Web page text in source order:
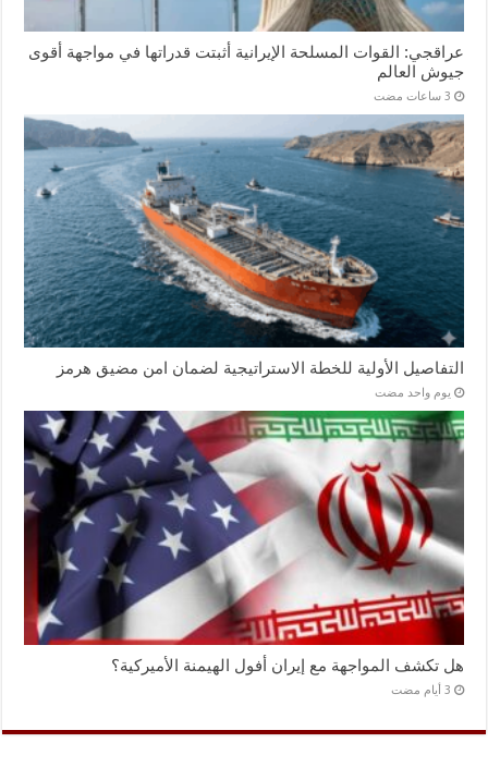
عراقجي: القوات المسلحة الإيرانية أثبتت قدراتها في مواجهة أقوى
جيوش العالم
التفاصيل الأولية للخطة الاستراتيجية لضمان امن مضيق هرمز
‏يوم واحد مضت
هل تكشف المواجهة مع إيران أفول الهيمنة الأميركية؟